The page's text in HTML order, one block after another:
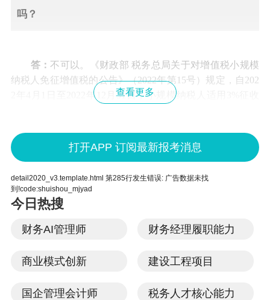
吗？
答： 不可以。《财政部 税务总局关于对增值税小规模
纳税人免征增值税的公告》（2022年第15号）规定，自202
2年4月1日至2022年12月31日，小规模纳税人适用3%征收
小规模纳税人，增值税小规模纳税人发生适用3%征收率的
应税行为对应的预缴增值税项目，暂停预缴增值税。因
值税。
（三）2022年4月，我以个人名义向某公司提供了咨
时税务登记，请问到税务机关代开发票，我是否需要
查看更多
打开APP 订阅最新报考消息
detail2020_v3.template.html 第285行发生错误: 广告数据未找
到!code:shuishou_mjyad
今日热搜
财务AI管理师 财务经理履职能力
商业模式创新 建设工程项目
国企管理会计师 税务人才核心能力